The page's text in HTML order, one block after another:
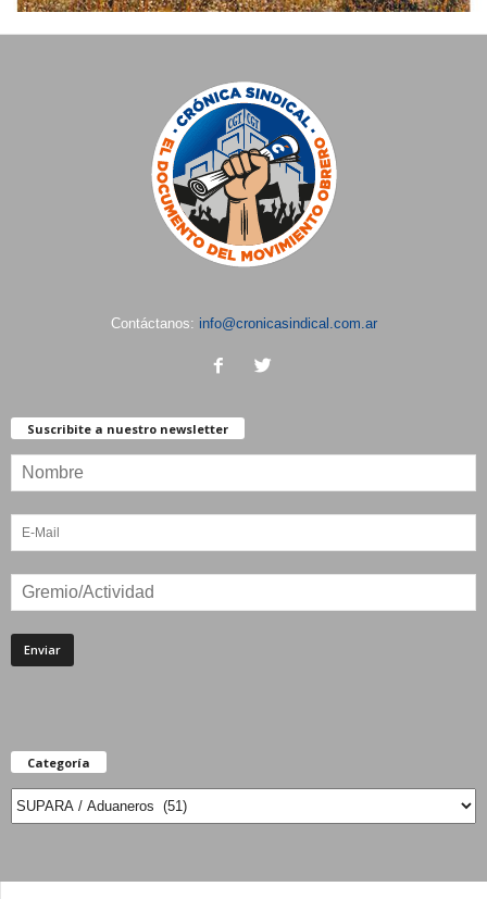
Contáctanos: info@cronicasindical.com.ar
Suscribite a nuestro newsletter
Categoría
Categoría